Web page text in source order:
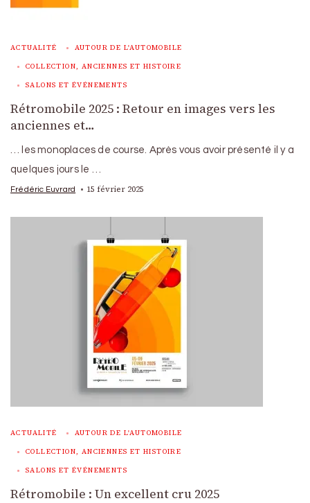
ACTUALITÉ AUTOUR DE L'AUTOMOBILE
COLLECTION, ANCIENNES ET HISTOIRE
SALONS ET ÉVÉNEMENTS
Rétromobile 2025 : Retour en images vers les
anciennes et…
… les monoplaces de course. Après vous avoir présenté il y a
quelques jours le …
Frédéric Euvrard 15 février 2025
ACTUALITÉ AUTOUR DE L'AUTOMOBILE
COLLECTION, ANCIENNES ET HISTOIRE
SALONS ET ÉVÉNEMENTS
Rétromobile : Un excellent cru 2025